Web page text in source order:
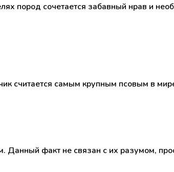
пород сочетается забавный нрав и
считается самым крупным псовым в
Данный факт не связан с их разумом,